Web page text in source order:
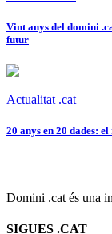
Vint anys del domini
futur
Actualitat .cat
20 anys en 20 dades:
Domini .cat és una
SIGUES .CAT